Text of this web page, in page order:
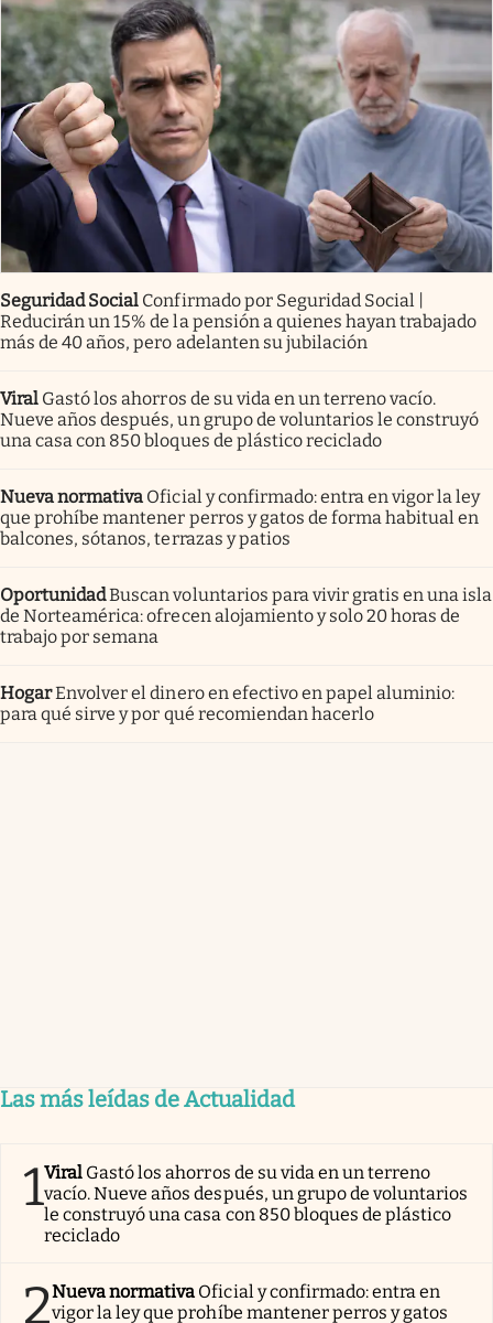
Seguridad Social Confirmado por Seguridad Social |
Reducirán un 15% de la pensión a quienes hayan trabajado
más de 40 años, pero adelanten su jubilación
Viral Gastó los ahorros de su vida en un terreno vacío.
Nueve años después, un grupo de voluntarios le construyó
una casa con 850 bloques de plástico reciclado
Nueva normativa Oficial y confirmado: entra en vigor la ley
que prohíbe mantener perros y gatos de forma habitual en
balcones, sótanos, terrazas y patios
OportunidadBuscan voluntarios para vivir gratis en una isla
de Norteamérica: ofrecen alojamiento y solo 20 horas de
trabajo por semana
HogarEnvolver el dinero en efectivo en papel aluminio:
para qué sirve y por qué recomiendan hacerlo
Las más leídas de Actualidad
1Viral Gastó los ahorros de su vida en un terreno
vacío. Nueve años después, un grupo de voluntarios
le construyó una casa con 850 bloques de plástico
reciclado
2Nueva normativa Oficial y confirmado: entra en
vigor la ley que prohíbe mantener perros y gatos